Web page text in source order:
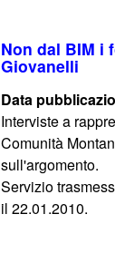
Non dal BIM i
Giovanelli
Data
Interviste a
Comunità
sull'argomento.
Servizio
il 22.01.2010.